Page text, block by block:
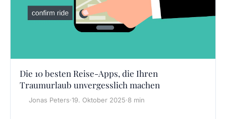
Die 10 besten Reise-Apps, die Ihren
Traumurlaub unvergesslich machen
Jonas Peters·19. Oktober 2025·8 min